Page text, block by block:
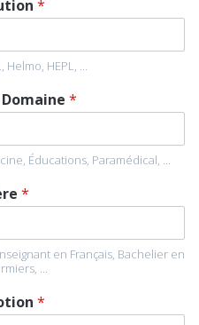
*
Helmo, HEPL, ...
*
Éducations, Paramédical, ...
*
en Français, Bachelier en
...
*